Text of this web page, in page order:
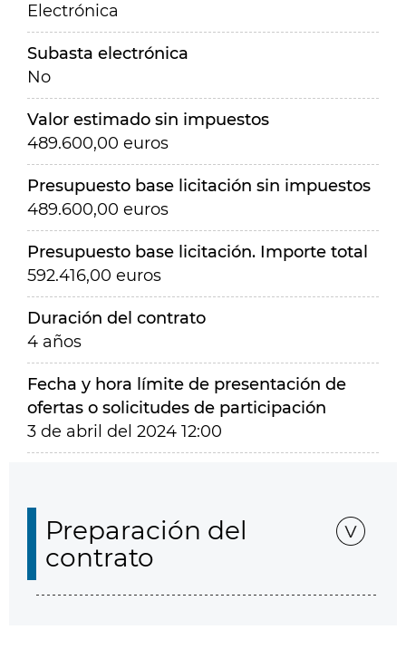
Electrónica
Subasta electrónica
No
Valor estimado sin impuestos
489.600,00 euros
Presupuesto base licitación sin impuestos
489.600,00 euros
Presupuesto base licitación. Importe total
592.416,00 euros
Duración del contrato
4 años
Fecha y hora límite de presentación de
ofertas o solicitudes de participación
3 de abril del 2024 12:00
Preparación del
contrato